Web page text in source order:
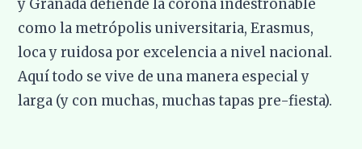
y Granada defiende la corona indestronable
como la metrópolis universitaria, Erasmus,
loca y ruidosa por excelencia a nivel nacional.
Aquí todo se vive de una manera especial y
larga (y con muchas, muchas tapas pre-fiesta).